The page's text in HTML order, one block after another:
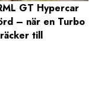
GT Hypercar
– när en Turbo
till